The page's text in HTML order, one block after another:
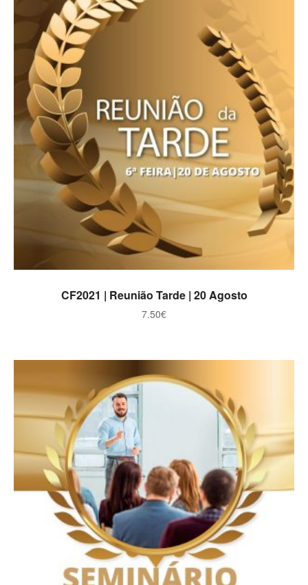
ADICIONAR
CF2021 | Reunião Tarde | 20 Agosto
7.50€